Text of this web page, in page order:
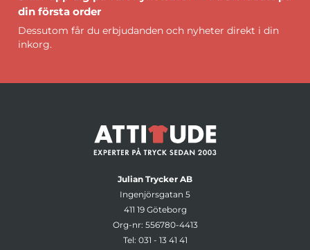
din första order
Dessutom får du erbjudanden och nyheter direkt i din
inkorg.
Julian Trycker AB
Ingenjörsgatan 5
411 19 Göteborg
Org-nr: 556780-4413
Tel: 031 - 13 41 41